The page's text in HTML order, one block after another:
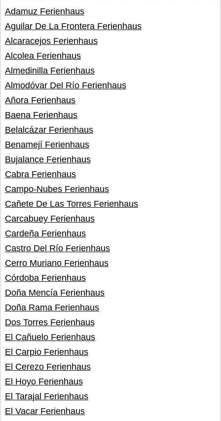
Adamuz Ferienhaus
Aguilar De La Frontera Ferienhaus
Alcaracejos Ferienhaus
Alcolea Ferienhaus
Almedinilla Ferienhaus
Almodóvar Del Río Ferienhaus
Añora Ferienhaus
Baena Ferienhaus
Belalcázar Ferienhaus
Benamejí Ferienhaus
Bujalance Ferienhaus
Cabra Ferienhaus
Campo-Nubes Ferienhaus
Cañete De Las Torres Ferienhaus
Carcabuey Ferienhaus
Cardeña Ferienhaus
Castro Del Río Ferienhaus
Cerro Muriano Ferienhaus
Córdoba Ferienhaus
Doña Mencía Ferienhaus
Doña Rama Ferienhaus
Dos Torres Ferienhaus
El Cañuelo Ferienhaus
El Carpio Ferienhaus
El Cerezo Ferienhaus
El Hoyo Ferienhaus
El Tarajal Ferienhaus
El Vacar Ferienhaus